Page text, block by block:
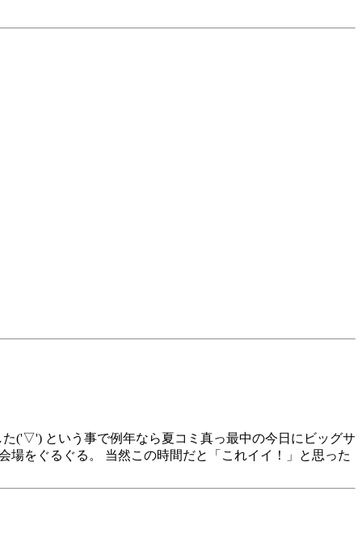
('▽') という事で例年なら夏コミ真っ最中の今日にビッグサ
場をぐるぐる。 当然この時間だと「これイイ！」と思った